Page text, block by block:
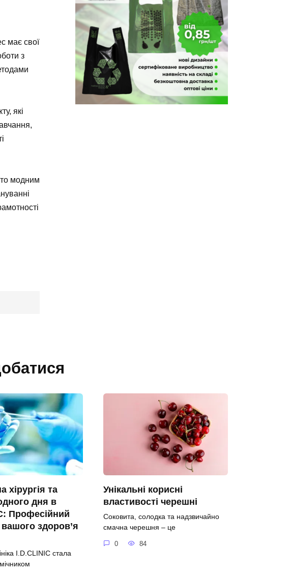
має свої
з
які
модним
хірургія та
дня в
Професійний
вашого здоров’я
I.D.CLINIC стала
Унікальні корисні
властивості черешні
Соковита, солодка та надзвичайно
смачна черешня – це
0 84